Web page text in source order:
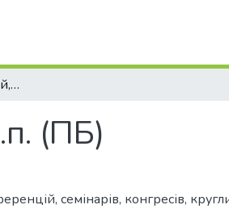
Матеріали конференцій, семінарів і т.п. (ПБ)
(ПБ)
семінарів, конгресів,